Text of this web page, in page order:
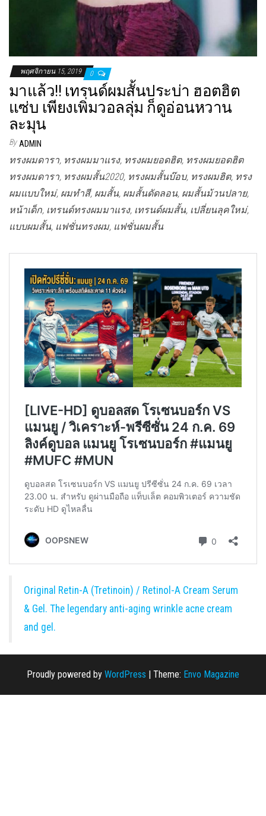
พฤศจิกายน 15, 2019 0
มาแล้ว!! เทรนด์ผมสั้นประบ่า ฮอตฮิต
แซ่บ เพียงเพิ่มวอลลุ่ม ก็ดูอ่อนหวาน
ละมุน
By ADMIN
ทรงผมดารา, ทรงผมมาแรง, ทรงผมยอดฮิต, ทรงผมยอดฮิต
ทรงผมดารา, ทรงผมสั้น2020, ทรงผมสั้นบ๊อบ, ทรงผมฮิต, ทรง
ผมแบบใหม่, ผมทำสี, ผมสั้น, ผมสั้นดัดลอน, ผมสั้นม้วนปลาย,
หน้าเด็ก, เทรนด์ทรงผมมาแรง, เทรนด์ผมสั้น, เปลี่ยนลุคใหม่,
แบบผมสั้น, แฟชั่นทรงผม, แฟชั่นผมสั้น
Original Retin-A (Tretinoin) / Retinol-A Cream Serum
& Gel. The legendary anti-aging wrinkle acne cream
and gel.
Proudly powered by WordPress | Theme: Envo Magazine